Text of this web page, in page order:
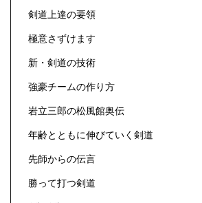
剣道上達の要領
極意さずけます
新・剣道の技術
強豪チームの作り方
岩立三郎の松風館奥伝
年齢とともに伸びていく剣道
先師からの伝言
勝って打つ剣道